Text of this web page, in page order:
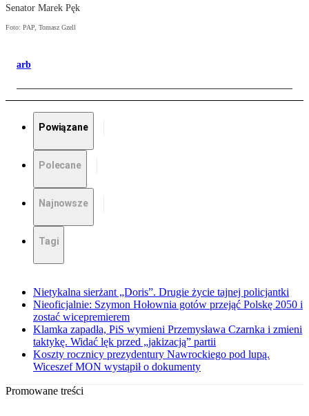
Senator Marek Pęk
Foto: PAP, Tomasz Gzell
arb
Powiązane
Polecane
Najnowsze
Tagi
Nietykalna sierżant „Doris”. Drugie życie tajnej policjantki
Nieoficjalnie: Szymon Hołownia gotów przejąć Polskę 2050 i
zostać wicepremierem
Klamka zapadła, PiS wymieni Przemysława Czarnka i zmieni
taktykę. Widać lęk przed „jakizacją” partii
Koszty rocznicy prezydentury Nawrockiego pod lupą.
Wiceszef MON wystąpił o dokumenty
Promowane treści